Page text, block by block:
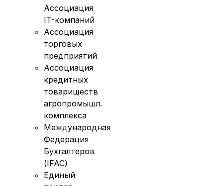
Ассоциация
IT-компаний
Ассоциация
торговых
предприятий
Ассоциация
кредитных
товариществ
агропромышл.
комплекса
Международная
Федерация
Бухгалтеров
(IFAC)
Единый